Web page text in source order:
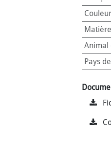
Couleur
Matière
Animal
Pays